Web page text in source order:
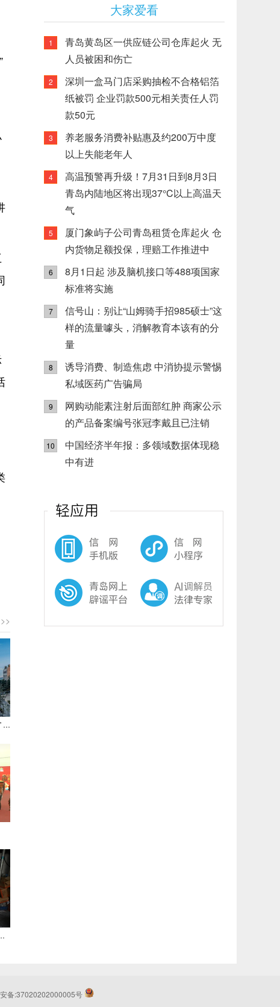
青岛市市南区推出“青春小店·赋能计划” 聚满青岛温情
销80余吨供不应求
大家爱看
1
青岛黄岛区一供应链公司仓库起火 无
人员被困和伤亡
2
深圳一盒马门店采购抽检不合格铝箔
纸被罚 企业罚款500元相关责任人罚
款50元
3
养老服务消费补贴惠及约200万中度
以上失能老年人
4
高温预警再升级！7月31日到8月3日
青岛内陆地区将出现37°C以上高温天
气
5
厦门象屿子公司青岛租赁仓库起火 仓
内货物足额投保，理赔工作推进中
6
8月1日起 涉及脑机接口等488项国家
标准将实施
7
信号山：别让“山姆骑手招985硕士”这
样的流量噱头，消解教育本该有的分
量
8
诱导消费、制造焦虑 中消协提示警惕
私域医药广告骗局
9
网购动能素注射后面部红肿 商家公示
的产品备案编号张冠李戴且已注销
10
中国经济半年报：多领域数据体现稳
中有进
备:37020202000005号